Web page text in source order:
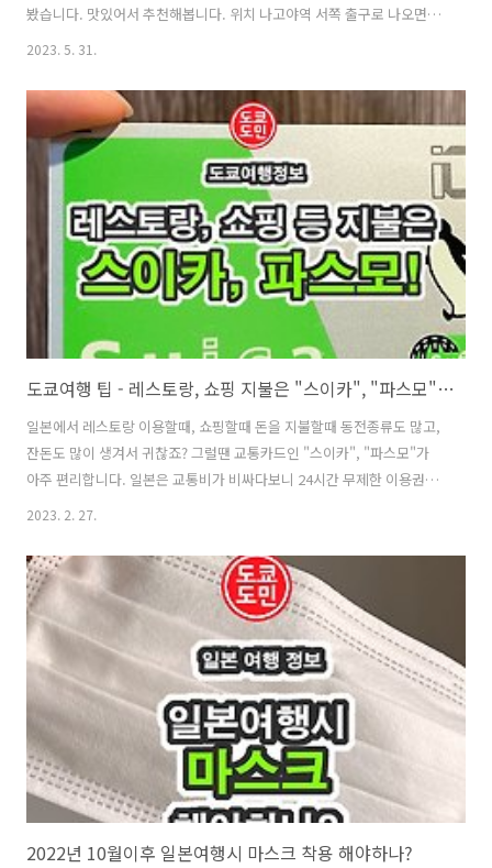
봤습니다. 맛있어서 추천해봅니다. 위치 나고야역 서쪽 출구로 나오면 바
로 앞에 지하로 내려가는 곳이 있는 지하상가에 점포가 있습니다. 영업시
서쪽 출구 앞에 지하로 내려가는 계단이 있어요. 그곳이 지하상가인 "에
스카(エスカ)" 라는 곳입니다. 에스카의 지하상가의 사진입니다. 이 지
하상가에 히츠마부시 맛집 "이노우(稲生)"가 있습니다. 외관 영업종료
후에 사진을 찍어서 손님들이 없어보이는데, 이곳 에스카 지하상가내에
는 히츠마부시 가게가 몇군데 있는데 그 중에서 가장 붐비는 곳이..
2023. 5. 31.
도쿄여행 팁 - 레스토랑, 쇼핑 지불은 "스이카", "파스모" 교통카드로!
일본에서 레스토랑 이용할때, 쇼핑할때 돈을 지불할때 동전종류도 많고,
잔돈도 많이 생겨서 귀찮죠? 그럴땐 교통카드인 "스이카", "파스모"가
아주 편리합니다. 일본은 교통비가 비싸다보니 24시간 무제한 이용권을
할때 지불하기 가게마다 단말기 모양이 조금씩 다르긴 한데, 교통카드를
단말기에 터치만 하면 된답니다. 편의점, 백화점, 쇼핑몰 등 수많은 곳에
서 교통카드를 사용하실 수 있습니다. 지불할때 계산대 앞에 SUICA,
PASMO 라고 적혀있으면 그냥 교통카드를 보여주면 여기에 터치하라고
안내해줄꺼에요. 근데, 일부 교통카드 사용안되는 곳은 현금으로 지불하
시면 됩니다..
2023. 2. 27.
2022년 10월이후 일본여행시 마스크 착용 해야하나?